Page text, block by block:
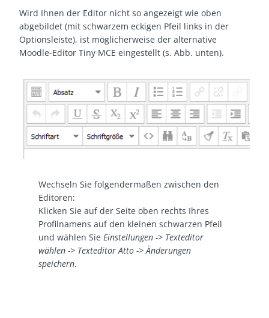
Wird Ihnen der Editor nicht so angezeigt wie oben
abgebildet (mit schwarzem eckigen Pfeil links in der
Optionsleiste), ist möglicherweise der alternative
Moodle-Editor Tiny MCE eingestellt (s. Abb. unten).
Wechseln Sie folgendermaßen zwischen den
Editoren:
Klicken Sie auf der Seite oben rechts Ihres
Profilnamens auf den kleinen schwarzen Pfeil
und wählen Sie Einstellungen -> Texteditor
wählen -> Texteditor Atto -> Änderungen
speichern.